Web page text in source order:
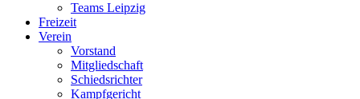
Teams Leipzig
Freizeit
Verein
Vorstand
Mitgliedschaft
Schiedsrichter
Kampfgericht